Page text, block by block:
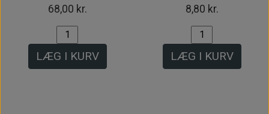
68,00 kr.
LÆG I KURV
8,80 kr.
LÆG I KURV